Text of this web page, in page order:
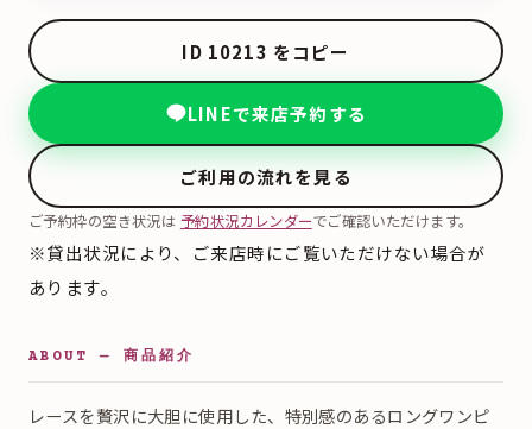
ID 10213 をコピー
LINEで来店予約する
ご利用の流れを見る
ご予約枠の空き状況は 予約状況カレンダーでご確認いただけます。
※貸出状況により、ご来店時にご覧いただけない場合が
あります。
ABOUT — 商品紹介
レースを贅沢に大胆に使用した、特別感のあるロングワンピ